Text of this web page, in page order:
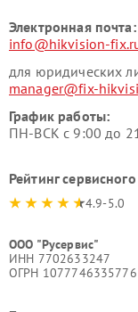
Электронная почта:
info@hikvision-
для юридических
manager@fix-
График работы:
ПН-ВСК с 9:00 до
Рейтинг
4.9-5.0
ООО "Русервис"
ИНН 7702633247
ОГРН 1077746335776